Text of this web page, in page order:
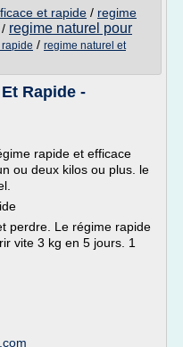
et rapide / regime
/ regime naturel pour
/ regime naturel et
Rapide -
rapide et efficace
ou deux kilos ou plus. le
perdre. Le régime rapide
vite 3 kg en 5 jours. 1